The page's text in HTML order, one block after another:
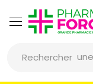
Rechercher